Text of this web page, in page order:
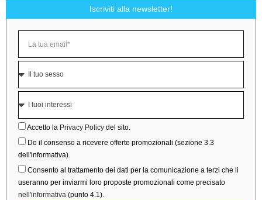
Iscriviti alla newsletter!
Accetto la Privacy Policy del sito.
Do il consenso a ricevere offerte promozionali (sezione 3.3
dell'informativa).
Consento al trattamento dei dati per la comunicazione a terzi che li
useranno per inviarmi loro proposte promozionali come precisato
nell'informativa (punto 4.1).